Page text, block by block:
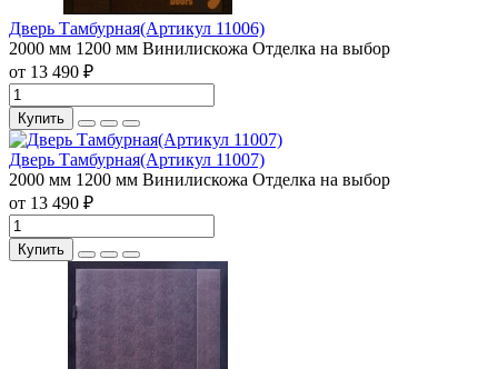
Дверь Тамбурная(Артикул 11006)
2000 мм 1200 мм Винилискожа Отделка на выбор
от 13 490 ₽
Купить
Дверь Тамбурная(Артикул 11007)
2000 мм 1200 мм Винилискожа Отделка на выбор
от 13 490 ₽
Купить